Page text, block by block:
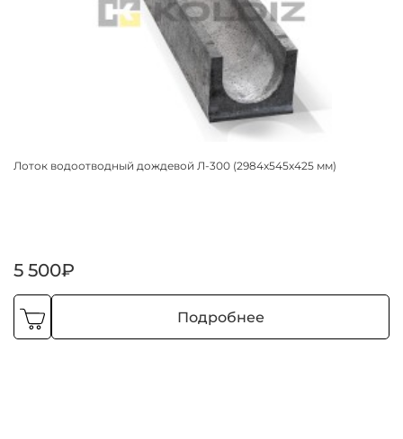
Лоток водоотводный дождевой Л-300 (2984х545х425 мм)
5 500₽
Подробнее